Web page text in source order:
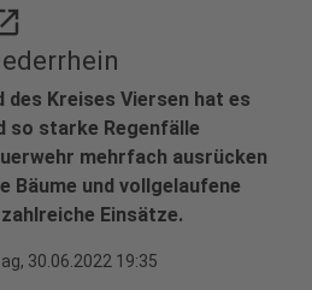
des Kreises Viersen hat es
so starke Regenfälle
mehrfach ausrücken
Bäume und vollgelaufene
Einsätze.
30.06.2022 19:35